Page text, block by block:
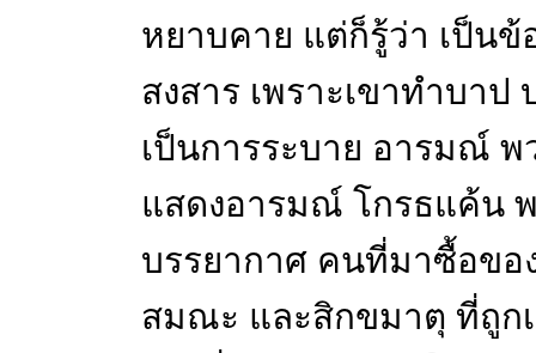
หยาบคาย แต่ก็รู้ว่า เป็น
สงสาร เพราะเขาทำบา
เป็นการระบาย อารมณ์ พ
แสดงอารมณ์ โกรธแค้น
บรรยากาศ คนที่มาซื้อขอ
สมณะ และสิกขมาตุ ที่ถูก